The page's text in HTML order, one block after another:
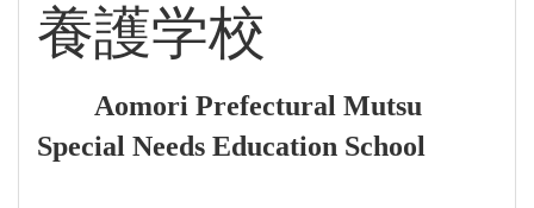
養護学校
Aomori Prefectural Mutsu
Special Needs Education School